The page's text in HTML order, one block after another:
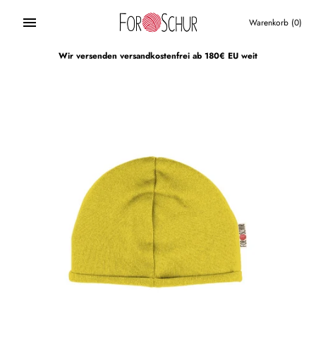
Warenkorb (0)
Wir versenden versandkostenfrei ab 180€ EU weit